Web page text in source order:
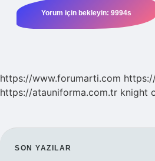
https://www.forumarti.com
https://atauniforma.com.tr knight
SIDEBAR
SON YAZILAR